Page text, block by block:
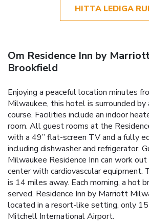
HITTA LEDIGA
Om Residence Inn by
Brookfield
Enjoying a peaceful location minutes
Milwaukee, this hotel is surrounded
course. Facilities include an indoor
room. All guest rooms at the
with a 49’’ flat-screen TV and a fully
including dishwasher and refrigerator.
Milwaukee Residence Inn can work
center with cardiovascular equipment.
is 14 miles away. Each morning, a hot
served. Residence Inn by Marriott
located in a resort-like setting, only
Mitchell International Airport.